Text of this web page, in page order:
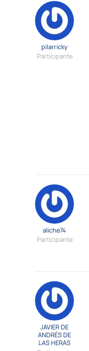
pilarricky
Participante
aliche74
Participante
JAVIER DE
ANDRÉS DE
LAS HERAS